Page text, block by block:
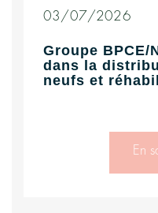
03/07/2026
Groupe
dans la
neufs et
En